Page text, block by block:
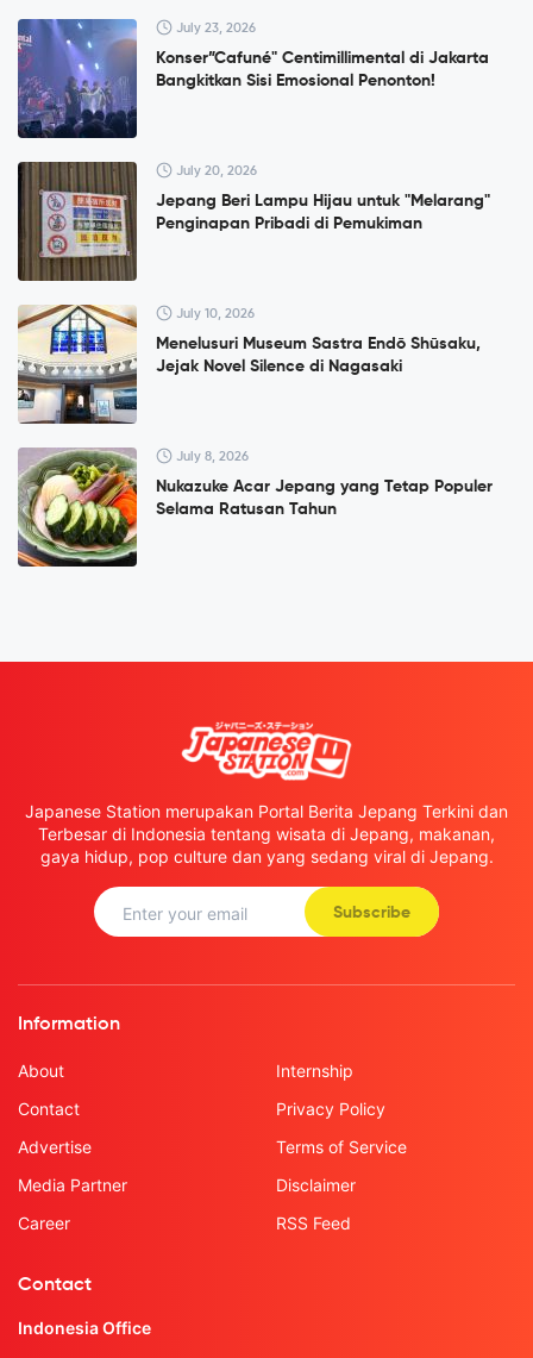
July 23, 2026
Konser”Cafuné" Centimillimental di Jakarta
Bangkitkan Sisi Emosional Penonton!
July 20, 2026
Jepang Beri Lampu Hijau untuk "Melarang"
Penginapan Pribadi di Pemukiman
July 10, 2026
Menelusuri Museum Sastra Endō Shūsaku,
Jejak Novel Silence di Nagasaki
July 8, 2026
Nukazuke Acar Jepang yang Tetap Populer
Selama Ratusan Tahun
Japanese Station merupakan Portal Berita Jepang Terkini dan
Terbesar di Indonesia tentang wisata di Jepang, makanan,
gaya hidup, pop culture dan yang sedang viral di Jepang.
Subscribe
Information
About
Contact
Advertise
Media Partner
Career
Internship
Privacy Policy
Terms of Service
Disclaimer
RSS Feed
Contact
Indonesia Office